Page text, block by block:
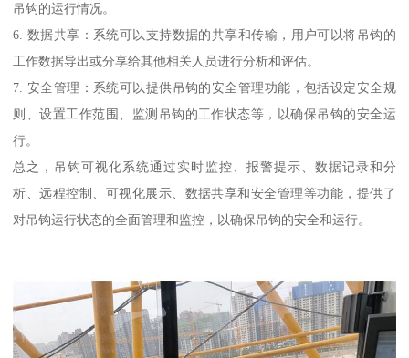
吊钩的运行情况。
6. 数据共享：系统可以支持数据的共享和传输，用户可以将吊钩的
工作数据导出或分享给其他相关人员进行分析和评估。
7. 安全管理：系统可以提供吊钩的安全管理功能，包括设定安全规
则、设置工作范围、监测吊钩的工作状态等，以确保吊钩的安全运
行。
总之，吊钩可视化系统通过实时监控、报警提示、数据记录和分
析、远程控制、可视化展示、数据共享和安全管理等功能，提供了
对吊钩运行状态的全面管理和监控，以确保吊钩的安全和运行。